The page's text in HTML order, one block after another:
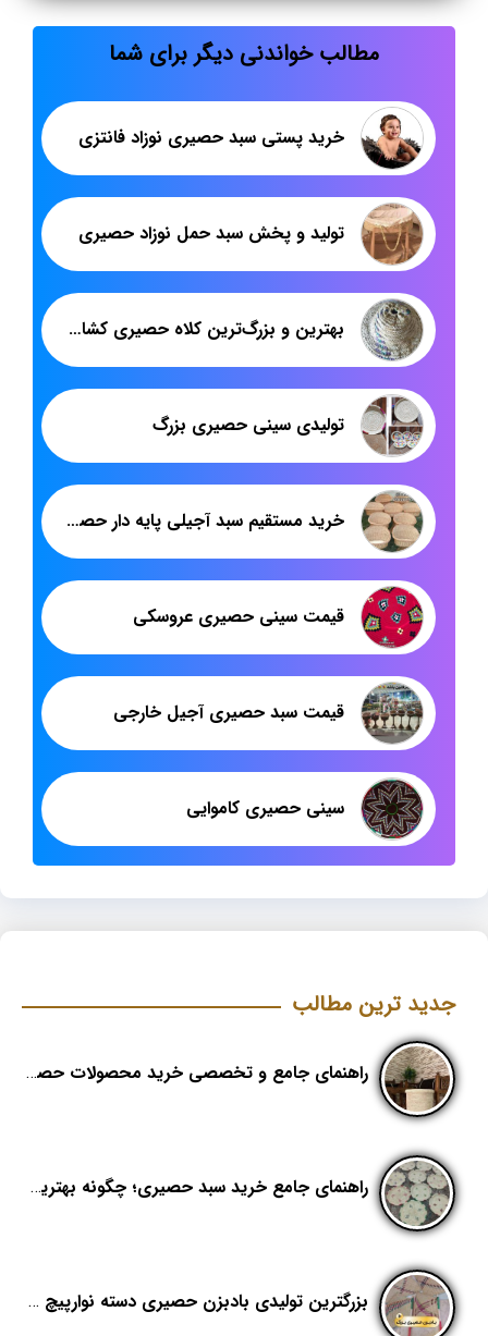
مطالب خواندنی دیگر برای شما
خرید پستی سبد حصیری نوزاد فانتزی
تولید و پخش سبد حمل نوزاد حصیری
بهترین و بزرگ‌ترین کلاه حصیری کشاورزی ایران با برند هدیکا
تولیدی سینی حصیری بزرگ
خرید مستقیم سبد آجیلی پایه دار حصیری
قیمت سینی حصیری عروسکی
قیمت سبد حصیری آجیل خارجی
سینی حصیری کاموایی
جدید ترین مطالب
راهنمای جامع و تخصصی خرید محصولات حصیری؛ هنر اصیل در دکوراسیون مدرن (بخش اول)
راهنمای جامع خرید سبد حصیری؛ چگونه بهترین کیفیت را در «هدیکا» تشخیص دهیم؟
بزرگترین تولیدی بادبزن حصیری دسته نوارپیچ در ایران با اسم برند هدیکا